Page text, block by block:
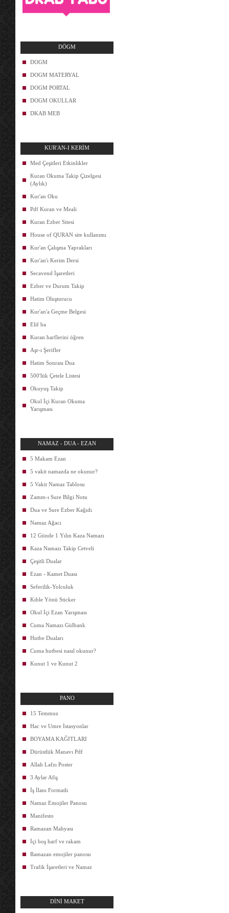
DÖGM
DOGM
DOGM MATERYAL
DOGM PORTAL
DOGM OKULLAR
DKAB MEB
KUR'AN-I KERİM
Med Çeşitleri Etkinlikler
Kuran Okuma Takip Çizelgesi
(Aylık)
Kur'an Oku
Pdf Kuran ve Meali
Kuran Ezber Sitesi
House of QURAN site kullanımı
Kur'an Çalışma Yaprakları
Kur'an'ı Kerim Dersi
Secavend İşaretleri
Ezber ve Durum Takip
Hatim Oluşturucu
Kur'an'a Geçme Belgesi
Elif ba
Kuran harflerini öğren
Aşr-ı Şerifler
Hatim Sonrası Dua
500'lük Çetele Listesi
Okuyuş Takip
Okul İçi Kuran Okuma
Yarışması
NAMAZ - DUA - EZAN
5 Makam Ezan
5 vakit namazda ne okunur?
5 Vakit Namaz Tablosu
Zamm-ı Sure Bilgi Notu
Dua ve Sure Ezber Kağıdı
Namaz Ağacı
12 Günde 1 Yılın Kaza Namazı
Kaza Namazı Takip Cetveli
Çeşitli Dualar
Ezan - Kamet Duası
Seferilik-Yolculuk
Kıble Yönü Sticker
Okul İçi Ezan Yarışması
Cuma Namazı Gülbank
Hutbe Duaları
Cuma hutbesi nasıl okunur?
Kunut 1 ve Kunut 2
PANO
15 Temmuz
Hac ve Umre İstasyonlar
BOYAMA KAĞITLARI
Dürüstlük Manavı Pdf
Allah Lafzı Poster
3 Aylar Afiş
İş İlanı Formatlı
Namaz Emojiler Panosu
Manifesto
Ramazan Mahyası
İçi boş harf ve rakam
Ramazan emojiler panosu
Trafik İşaretleri ve Namaz
DİNİ MAKET